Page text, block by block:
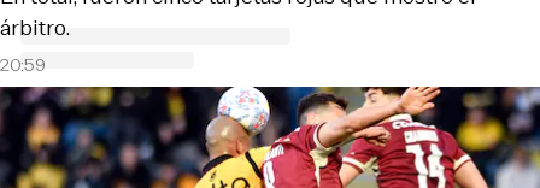
20:59
árbitro.